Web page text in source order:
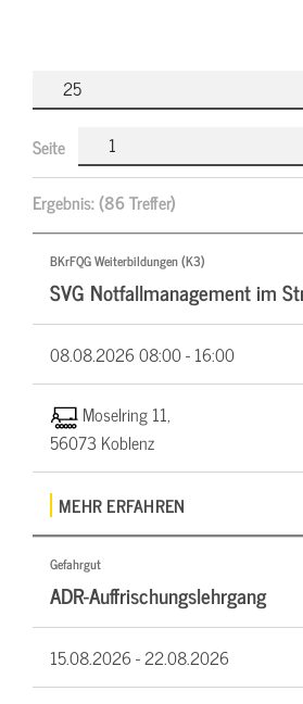
Seite
Ergebnis:(86 Treffer)
BKrFQG Weiterbildungen (K3)
SVG Notfallmanagement im
08.08.202608:00 - 16:00
Moselring 11,
56073 Koblenz
MEHR ERFAHREN
Gefahrgut
ADR-Auffrischungslehrgang
15.08.2026 -22.08.2026